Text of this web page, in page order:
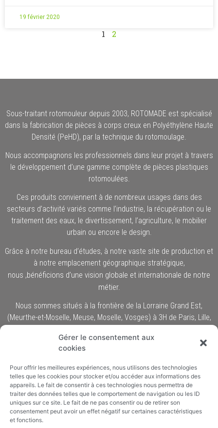
Gérer le consentement aux
cookies
Pour offrir les meilleures expériences, nous utilisons des technologies
telles que les cookies pour stocker et/ou accéder aux informations des
appareils. Le fait de consentir à ces technologies nous permettra de
traiter des données telles que le comportement de navigation ou les ID
uniques sur ce site. Le fait de ne pas consentir ou de retirer son
consentement peut avoir un effet négatif sur certaines caractéristiques
et fonctions.
19 février 2020
1 2
Sous-traitant rotomouleur depuis 2003, ROTOMADE est spécialisé
dans la fabrication de pièces à corps creux en Polyéthylène Haute
Densité (PeHD), par la technique du rotomoulage.
Nous accompagnons les professionnels dans leur projet à travers
le développement d’une gamme complète de pièces plastiques
rotomoulées.
Ces produits conviennent à de nombreux usages dans des
secteurs d’activité variés comme l’industrie, la récupération ou le
traitement des eaux, le divertissement, l’agriculture, le mobilier
urbain ou encore le design.
Grâce à notre bureau d’études, à notre vaste site de production et
à notre emplacement géographique stratégique,
nous ,bénéficions d’une vision globale et internationale de notre
métier.
Nous sommes situés à la frontière de la Lorraine Grand Est,
(Meurthe-et-Moselle, Meuse, Moselle, Vosges) à 3H de Paris, Lille,
Strasbourg ou Liège. De nombreux projets sont développés pour
la Belgique, l’Allemagne, la France ou le Luxembourg.
©ROTOMADE : 4-5 ZAE Le Triangle Vert 5691 Ellange –
LUXEMBOURG
+352 26 65 00 26